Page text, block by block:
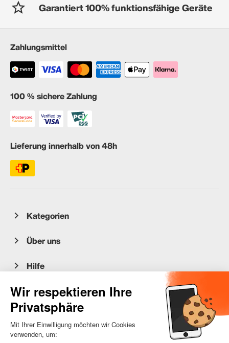
Garantiert 100% funktionsfähige Geräte
Zahlungsmittel
100 % sichere Zahlung
Lieferung innerhalb von 48h
Kategorien
Über uns
Hilfe
Kundenservice
occasion.migros.mobile@recommerce.com
Montag-Freitag 08:00-17:00